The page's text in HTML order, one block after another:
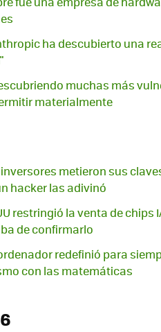
ha descubierto una
muchas más
materialmente
metieron sus
hacker las adivinó
restringió la venta de
de confirmarlo
redefinió para
con las matemáticas